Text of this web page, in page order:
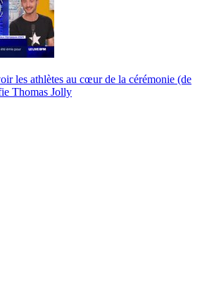
les athlètes au cœur de la cérémonie (de
Thomas Jolly